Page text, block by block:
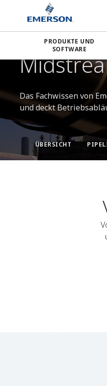
PRODUKTE UND
SOFTWARE
Emerson Branchen
VERBINDUNG DER
Das Fachwissen von
und deckt
ÜBERSICHT